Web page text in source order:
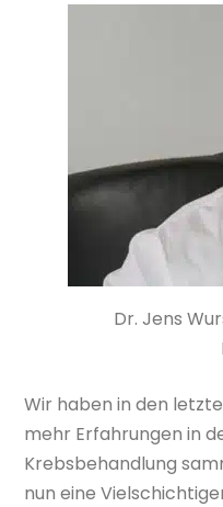
Dr. Jens
Wir haben in den
mehr Erfahrungen in
Krebsbehandlung
nun eine